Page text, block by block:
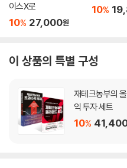
이스X로
10% 27,000원
10%
이 상품의 특별 구성
재테크농부의
익 투자 세트
10%